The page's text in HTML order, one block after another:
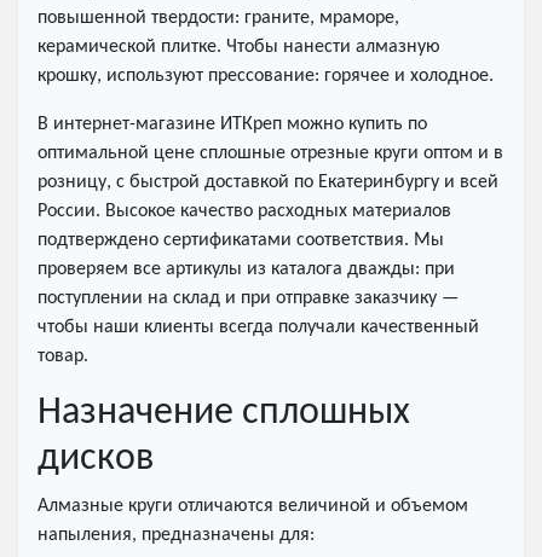
повышенной твердости: граните, мраморе,
керамической плитке. Чтобы нанести алмазную
крошку, используют прессование: горячее и холодное.
В интернет-магазине ИТКреп можно купить по
оптимальной цене сплошные отрезные круги оптом и в
розницу, с быстрой доставкой по Екатеринбургу и всей
России. Высокое качество расходных материалов
подтверждено сертификатами соответствия. Мы
проверяем все артикулы из каталога дважды: при
поступлении на склад и при отправке заказчику —
чтобы наши клиенты всегда получали качественный
товар.
Назначение сплошных
дисков
Алмазные круги отличаются величиной и объемом
напыления, предназначены для: